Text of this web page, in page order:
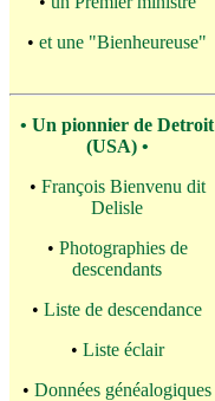
• et une "Bienheureuse"
• Un pionnier de Detroit
(USA) •
• François Bienvenu dit
Delisle
• Photographies de
descendants
• Liste de descendance
• Liste éclair
• Données généalogiques